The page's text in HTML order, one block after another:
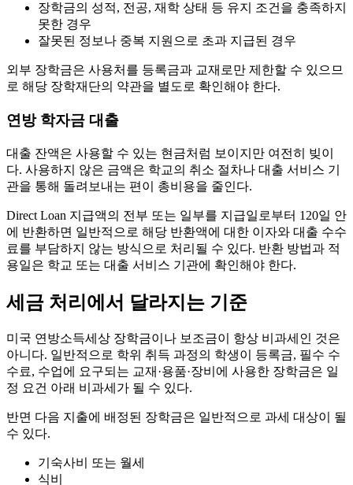
장학금의 성적, 전공, 재학 상태 등 유지 조건을 충족하지
못한 경우
잘못된 정보나 중복 지원으로 초과 지급된 경우
외부 장학금은 사용처를 등록금과 교재로만 제한할 수 있으므
로 해당 장학재단의 약관을 별도로 확인해야 한다.
연방 학자금 대출
대출 잔액은 사용할 수 있는 현금처럼 보이지만 여전히 빚이
다. 사용하지 않은 금액은 학교의 취소 절차나 대출 서비스 기
관을 통해 돌려보내는 편이 총비용을 줄인다.
Direct Loan 지급액의 전부 또는 일부를 지급일로부터 120일 안
에 반환하면 일반적으로 해당 반환액에 대한 이자와 대출 수수
료를 부담하지 않는 방식으로 처리될 수 있다. 반환 방법과 적
용일은 학교 또는 대출 서비스 기관에 확인해야 한다.
세금 처리에서 달라지는 기준
미국 연방소득세상 장학금이나 보조금이 항상 비과세인 것은
아니다. 일반적으로 학위 취득 과정의 학생이 등록금, 필수 수
수료, 수업에 요구되는 교재·용품·장비에 사용한 장학금은 일
정 요건 아래 비과세가 될 수 있다.
반면 다음 지출에 배정된 장학금은 일반적으로 과세 대상이 될
수 있다.
기숙사비 또는 월세
식비